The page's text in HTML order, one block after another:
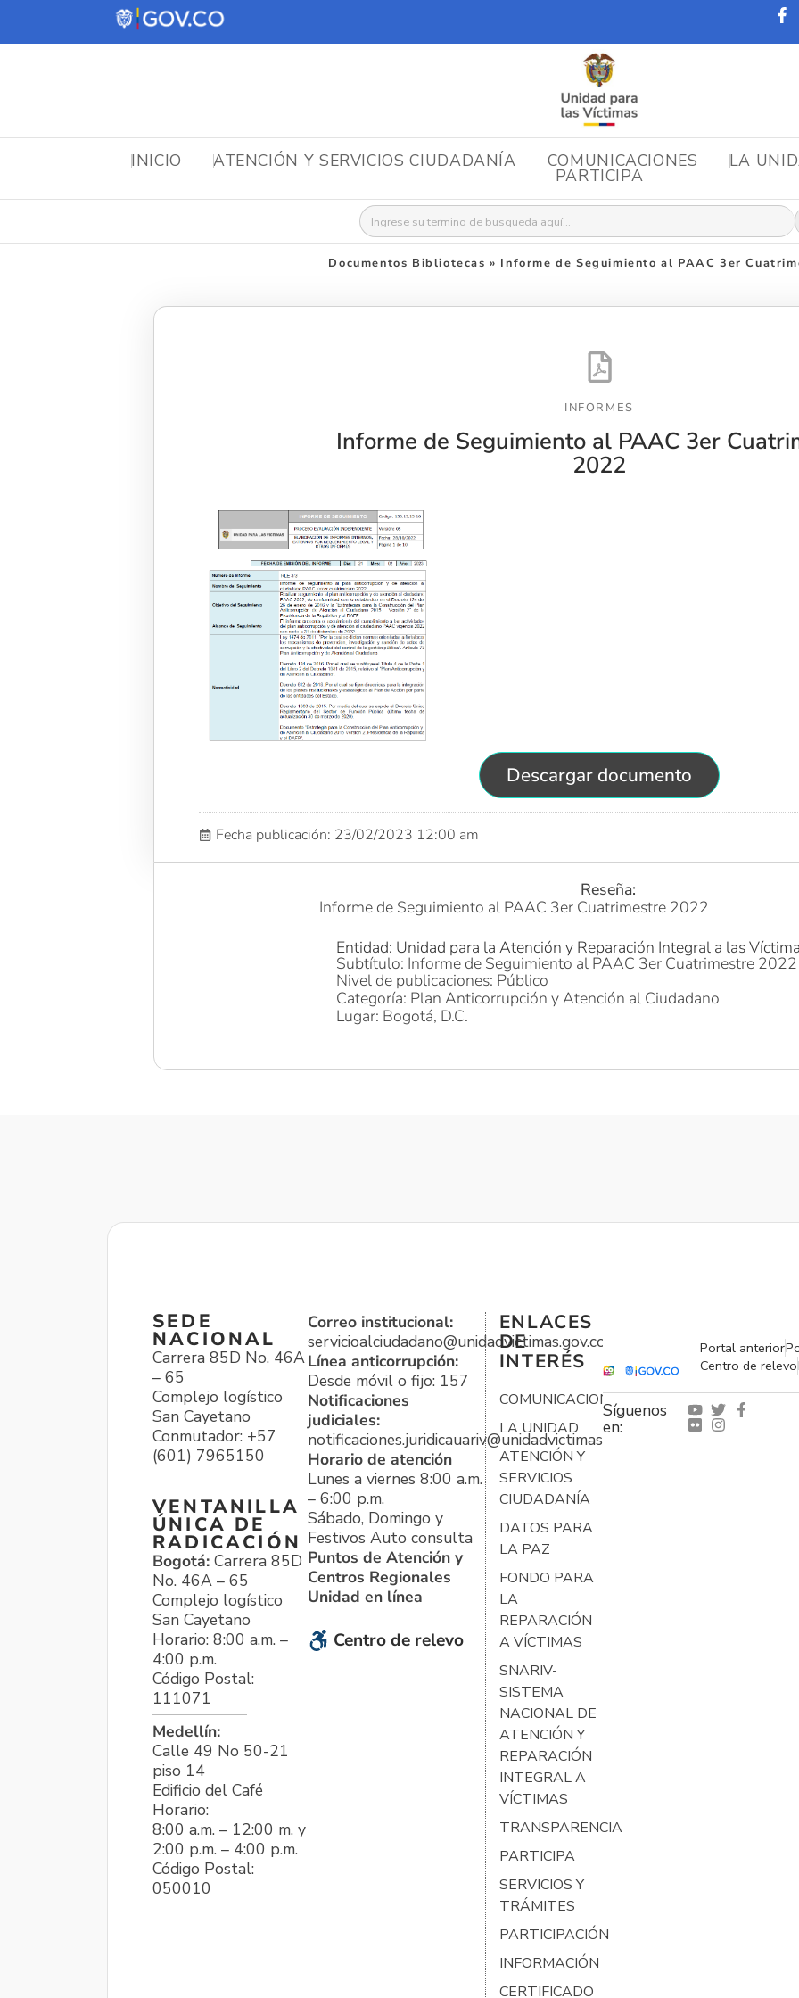
INICIO ATENCIÓN Y SERVICIOS CIUDADANÍA COMUNICACIONES LA
PARTICIPA
Buscar:
Documentos Bibliotecas » Informe de Seguimiento al PAAC 3er
INFORMES
Informe de Seguimiento al PAAC 3er
2022
Descargar documento
Fecha publicación: 23/02/2023 12:00 am
Reseña:
Informe de Seguimiento al PAAC 3er Cuatrimestre 2022
Entidad: Unidad para la Atención y Reparación Integral a las
Subtítulo: Informe de Seguimiento al PAAC 3er Cuatrimestre 2022
Nivel de publicaciones: Público
Categoría: Plan Anticorrupción y Atención al Ciudadano
Lugar: Bogotá, D.C.
SEDE
NACIONAL
Carrera 85D No. 46A
– 65
Complejo logístico
San Cayetano
Conmutador: +57
(601) 7965150
VENTANILLA
ÚNICA DE
RADICACIÓN
Bogotá: Carrera 85D
No. 46A – 65
Complejo logístico
San Cayetano
Horario: 8:00 a.m. –
4:00 p.m.
Código Postal:
111071
Medellín:
Calle 49 No 50-21
piso 14
Edificio del Café
Horario:
8:00 a.m. – 12:00 m. y
2:00 p.m. – 4:00 p.m.
Código Postal:
050010
Correo institucional:
servicioalciudadano@unidadvictimas.gov.co
Línea anticorrupción:
Desde móvil o fijo: 157
Notificaciones
judiciales:
notificaciones.juridicauariv@unidadvictimas.gov.co
Horario de atención
Lunes a viernes 8:00 a.m.
– 6:00 p.m.
Sábado, Domingo y
Festivos Auto consulta
Puntos de Atención y
Centros Regionales
Unidad en línea
Centro de relevo
ENLACES
DE
INTERÉS
COMUNICACIONES
LA UNIDAD
ATENCIÓN Y
SERVICIOS
CIUDADANÍA
DATOS PARA
LA PAZ
FONDO PARA
LA
REPARACIÓN
A VÍCTIMAS
SNARIV-
SISTEMA
NACIONAL DE
ATENCIÓN Y
REPARACIÓN
INTEGRAL A
VÍCTIMAS
TRANSPARENCIA
PARTICIPA
SERVICIOS Y
TRÁMITES
PARTICIPACIÓN
INFORMACIÓN
CERTIFICADO
Portal anterior
Centro de relevo
Síguenos
en: